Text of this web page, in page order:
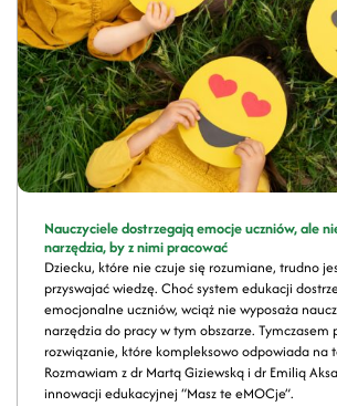
Nauczyciele dostrzegają emocje uczniów, ale
narzędzia, by z nimi pracować
Dziecku, które nie czuje się rozumiane, trudno
przyswajać wiedzę. Choć system edukacji
emocjonalne uczniów, wciąż nie wyposaża
narzędzia do pracy w tym obszarze. Tymczasem
rozwiązanie, które kompleksowo odpowiada na
Rozmawiam z dr Martą Giziewską i dr Emilią
innowacji edukacyjnej “Masz te eMOCje”.